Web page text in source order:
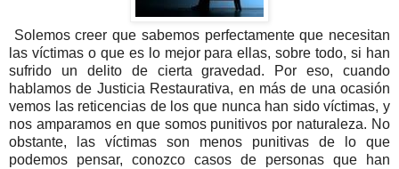
Solemos creer que sabemos perfectamente que necesitan
las víctimas o que es lo mejor para ellas, sobre todo, si han
sufrido un delito de cierta gravedad. Por eso, cuando
hablamos de Justicia Restaurativa, en más de una ocasión
vemos las reticencias de los que nunca han sido víctimas, y
nos amparamos en que somos punitivos por naturaleza. No
obstante, las víctimas son menos punitivas de lo que
podemos pensar, conozco casos de personas que han